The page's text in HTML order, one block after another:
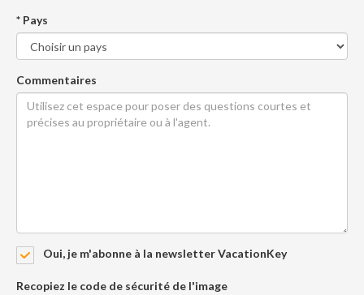
* Pays
Commentaires
Oui, je m'abonne à la newsletter VacationKey
Recopiez le code de sécurité de l'image